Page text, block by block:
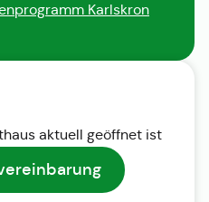
Karlskron
aktuell geöffnet ist